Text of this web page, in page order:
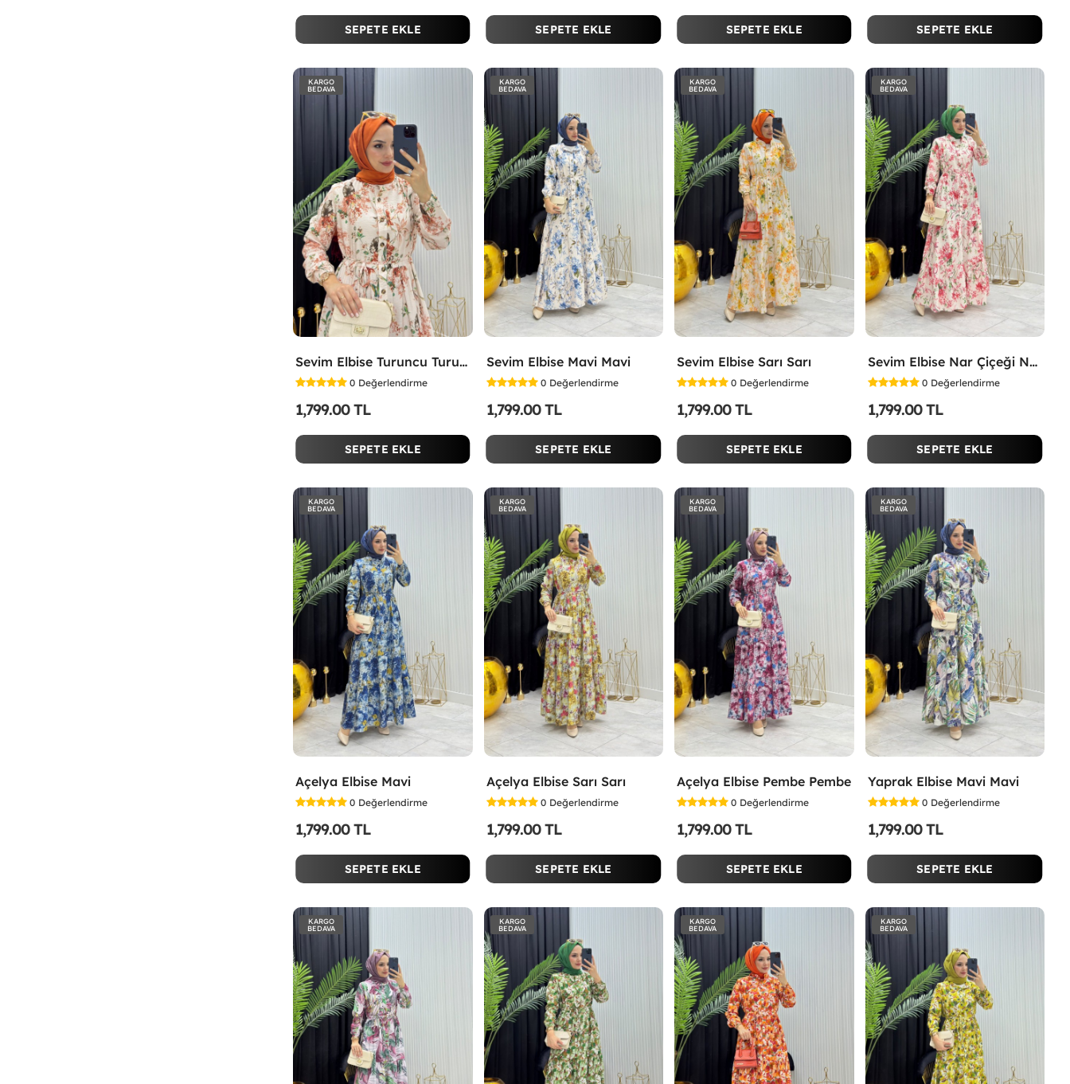
SEPETE EKLE SEPETE EKLE SEPETE EKLE SEPETE EKLE
KARGO
BEDAVA
Sevim Elbise Turuncu Turuncu
0 Değerlendirme
1,799.00 TL
SEPETE EKLE
KARGO
BEDAVA
Sevim Elbise Mavi Mavi
0 Değerlendirme
1,799.00 TL
SEPETE EKLE
KARGO
BEDAVA
Sevim Elbise Sarı Sarı
0 Değerlendirme
1,799.00 TL
SEPETE EKLE
KARGO
BEDAVA
Sevim Elbise Nar Çiçeği Nar Çiçeği
0 Değerlendirme
1,799.00 TL
SEPETE EKLE
KARGO
BEDAVA
Açelya Elbise Mavi
0 Değerlendirme
1,799.00 TL
SEPETE EKLE
KARGO
BEDAVA
Açelya Elbise Sarı Sarı
0 Değerlendirme
1,799.00 TL
SEPETE EKLE
KARGO
BEDAVA
Açelya Elbise Pembe Pembe
0 Değerlendirme
1,799.00 TL
SEPETE EKLE
KARGO
BEDAVA
Yaprak Elbise Mavi Mavi
0 Değerlendirme
1,799.00 TL
SEPETE EKLE
KARGO
BEDAVA
KARGO
BEDAVA
KARGO
BEDAVA
KARGO
BEDAVA